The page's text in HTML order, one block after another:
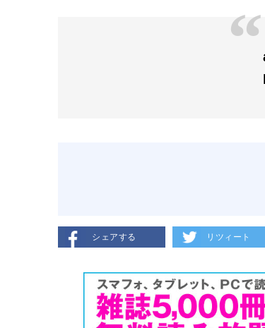
シェアする リツィート